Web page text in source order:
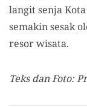
langit senja
semakin sesak
resor wisata.
Teks dan Foto: